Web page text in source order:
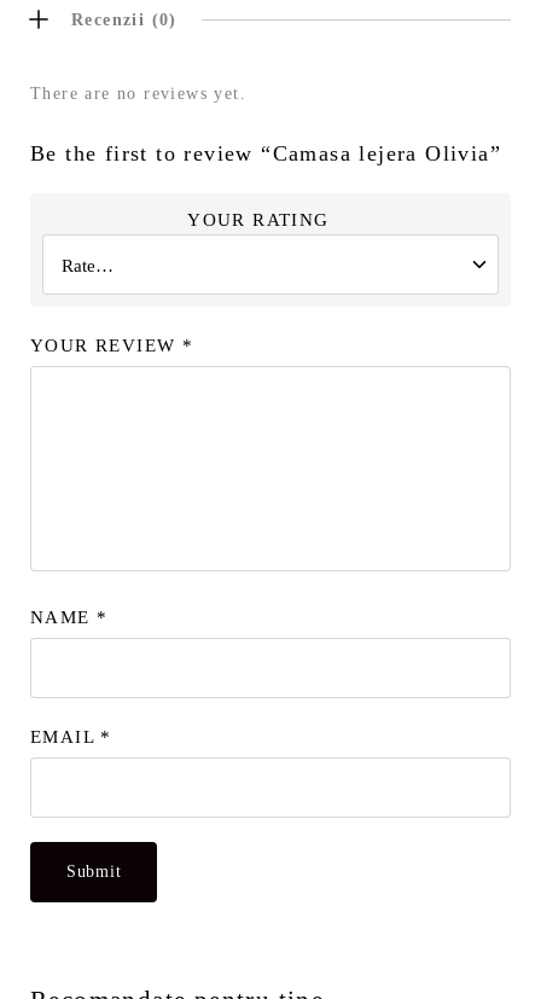
Recenzii (0)
There are no reviews yet.
Be the first to review “Camasa lejera Olivia”
YOUR RATING
YOUR REVIEW *
NAME *
EMAIL *